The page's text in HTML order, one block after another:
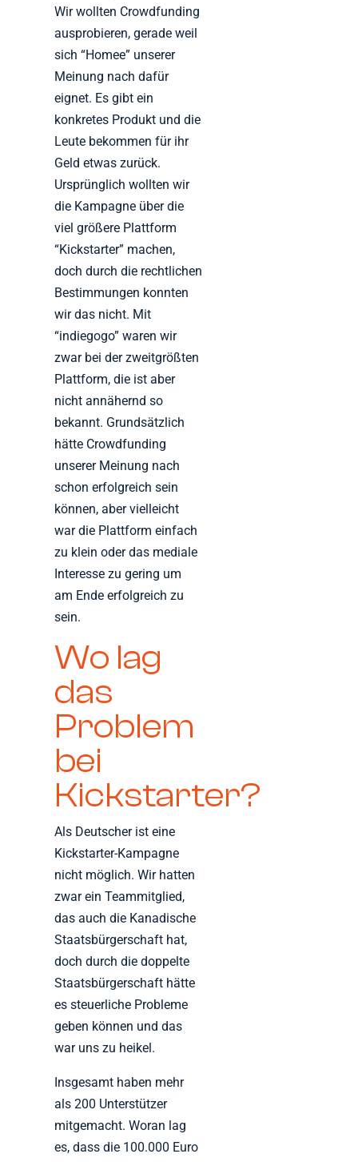
Wir wollten Crowdfunding
ausprobieren, gerade weil
sich “Homee” unserer
Meinung nach dafür
eignet. Es gibt ein
konkretes Produkt und die
Leute bekommen für ihr
Geld etwas zurück.
Ursprünglich wollten wir
die Kampagne über die
viel größere Plattform
“Kickstarter” machen,
doch durch die rechtlichen
Bestimmungen konnten
wir das nicht. Mit
“indiegogo” waren wir
zwar bei der zweitgrößten
Plattform, die ist aber
nicht annähernd so
bekannt. Grundsätzlich
hätte Crowdfunding
unserer Meinung nach
schon erfolgreich sein
können, aber vielleicht
war die Plattform einfach
zu klein oder das mediale
Interesse zu gering um
am Ende erfolgreich zu
sein.
Wo lag
das
Problem
bei
Kickstarter?
Als Deutscher ist eine
Kickstarter-Kampagne
nicht möglich. Wir hatten
zwar ein Teammitglied,
das auch die Kanadische
Staatsbürgerschaft hat,
doch durch die doppelte
Staatsbürgerschaft hätte
es steuerliche Probleme
geben können und das
war uns zu heikel.
Insgesamt haben mehr
als 200 Unterstützer
mitgemacht. Woran lag
es, dass die 100.000 Euro